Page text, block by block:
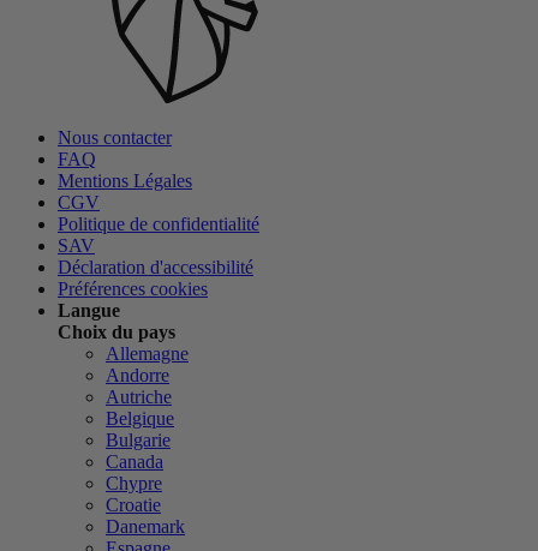
Nous contacter
FAQ
Mentions Légales
CGV
Politique de confidentialité
SAV
Déclaration d'accessibilité
Préférences cookies
Langue
Choix du pays
Allemagne
Andorre
Autriche
Belgique
Bulgarie
Canada
Chypre
Croatie
Danemark